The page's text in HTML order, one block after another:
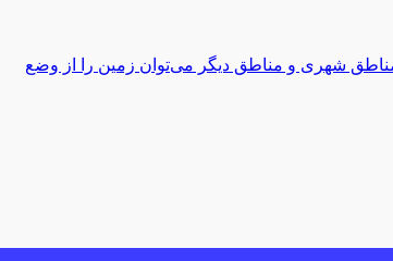
شهری و مناطق دیگر می‌توان زمین را از وضع